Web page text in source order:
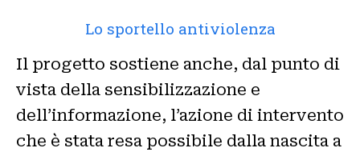
Lo sportello antiviolenza
Il progetto sostiene anche, dal punto di
vista della sensibilizzazione e
dell’informazione, l’azione di intervento
che è stata resa possibile dalla nascita a